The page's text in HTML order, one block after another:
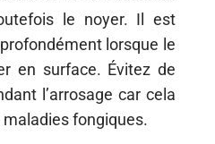
le noyer. Il est
lorsque le
en surface. Évitez de
l’arrosage car cela
fongiques.